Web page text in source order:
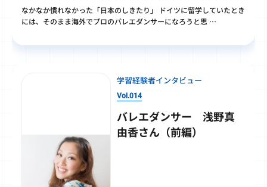
なかなか慣れなかった「日本のしきたり」 ドイツに留学していたとき
には、そのまま海外でプロのバレエダンサーになろうと思 …
学習経験者インタビュー
Vol.014
バレエダンサー 浅野真
由香さん（前編）